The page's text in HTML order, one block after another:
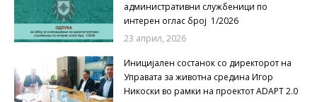
административни службеници по
интерен оглас број 1/2026
23 април, 2026
Иницијален состанок со директорот на
Управата за животна средина Игор
Никоски во рамки на проектот ADAPT 2.0